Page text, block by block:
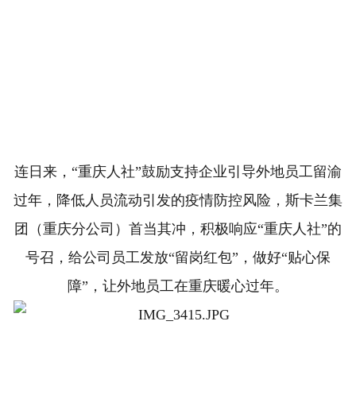
连日来，“重庆人社”鼓励支持企业引导外地员工留渝
过年，降低人员流动引发的疫情防控风险，斯卡兰集
团（重庆分公司）首当其冲，积极响应“重庆人社”的
号召，给公司员工发放“留岗红包”，做好“贴心保
障”，让外地员工在重庆暖心过年。